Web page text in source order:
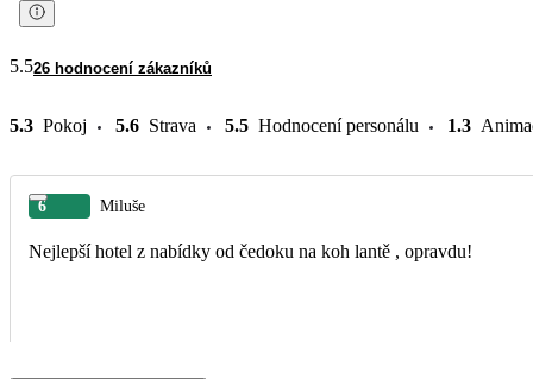
5.526 hodnocení zákazníků
5.3 Pokoj 5.6 Strava 5.5 Hodnocení personálu 1.3
6 Miluše
Nejlepší hotel z nabídky od čedoku na koh lantě , opravdu!